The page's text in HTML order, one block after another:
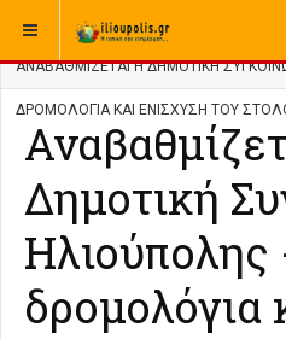
ΒΡΊΣΚΕΣΤΕ ΕΔΏ: ΑΡΧΙΚΉ
ΑΝΑΒΑΘΜΊΖΕΤΑΙ Η ΔΗΜΟΤΙΚΉ
ΔΡΟΜΟΛΌΓΙΑ ΚΑΙ ΕΝΊΣΧΥΣΗ ΤΟΥ
Δημοτική
δρομολόγια